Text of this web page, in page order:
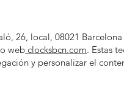
26, local, 08021
web clocksbcn.com. Estas
y personalizar el